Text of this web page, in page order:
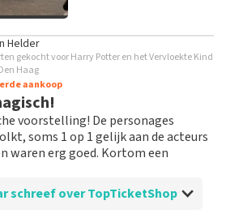
Helder
gekocht voor Harry Potter en het Vervloekte Kind
Haag
aankoop
voorstelling! De personages
soms 1 op 1 gelijk aan de acteurs
waren erg goed. Kortom een
schreef over TopTicketShop